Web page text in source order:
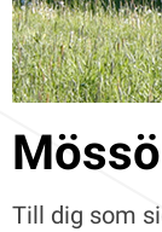
Till dig som